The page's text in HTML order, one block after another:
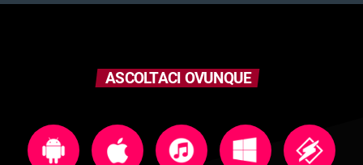
ASCOLTACI OVUNQUE